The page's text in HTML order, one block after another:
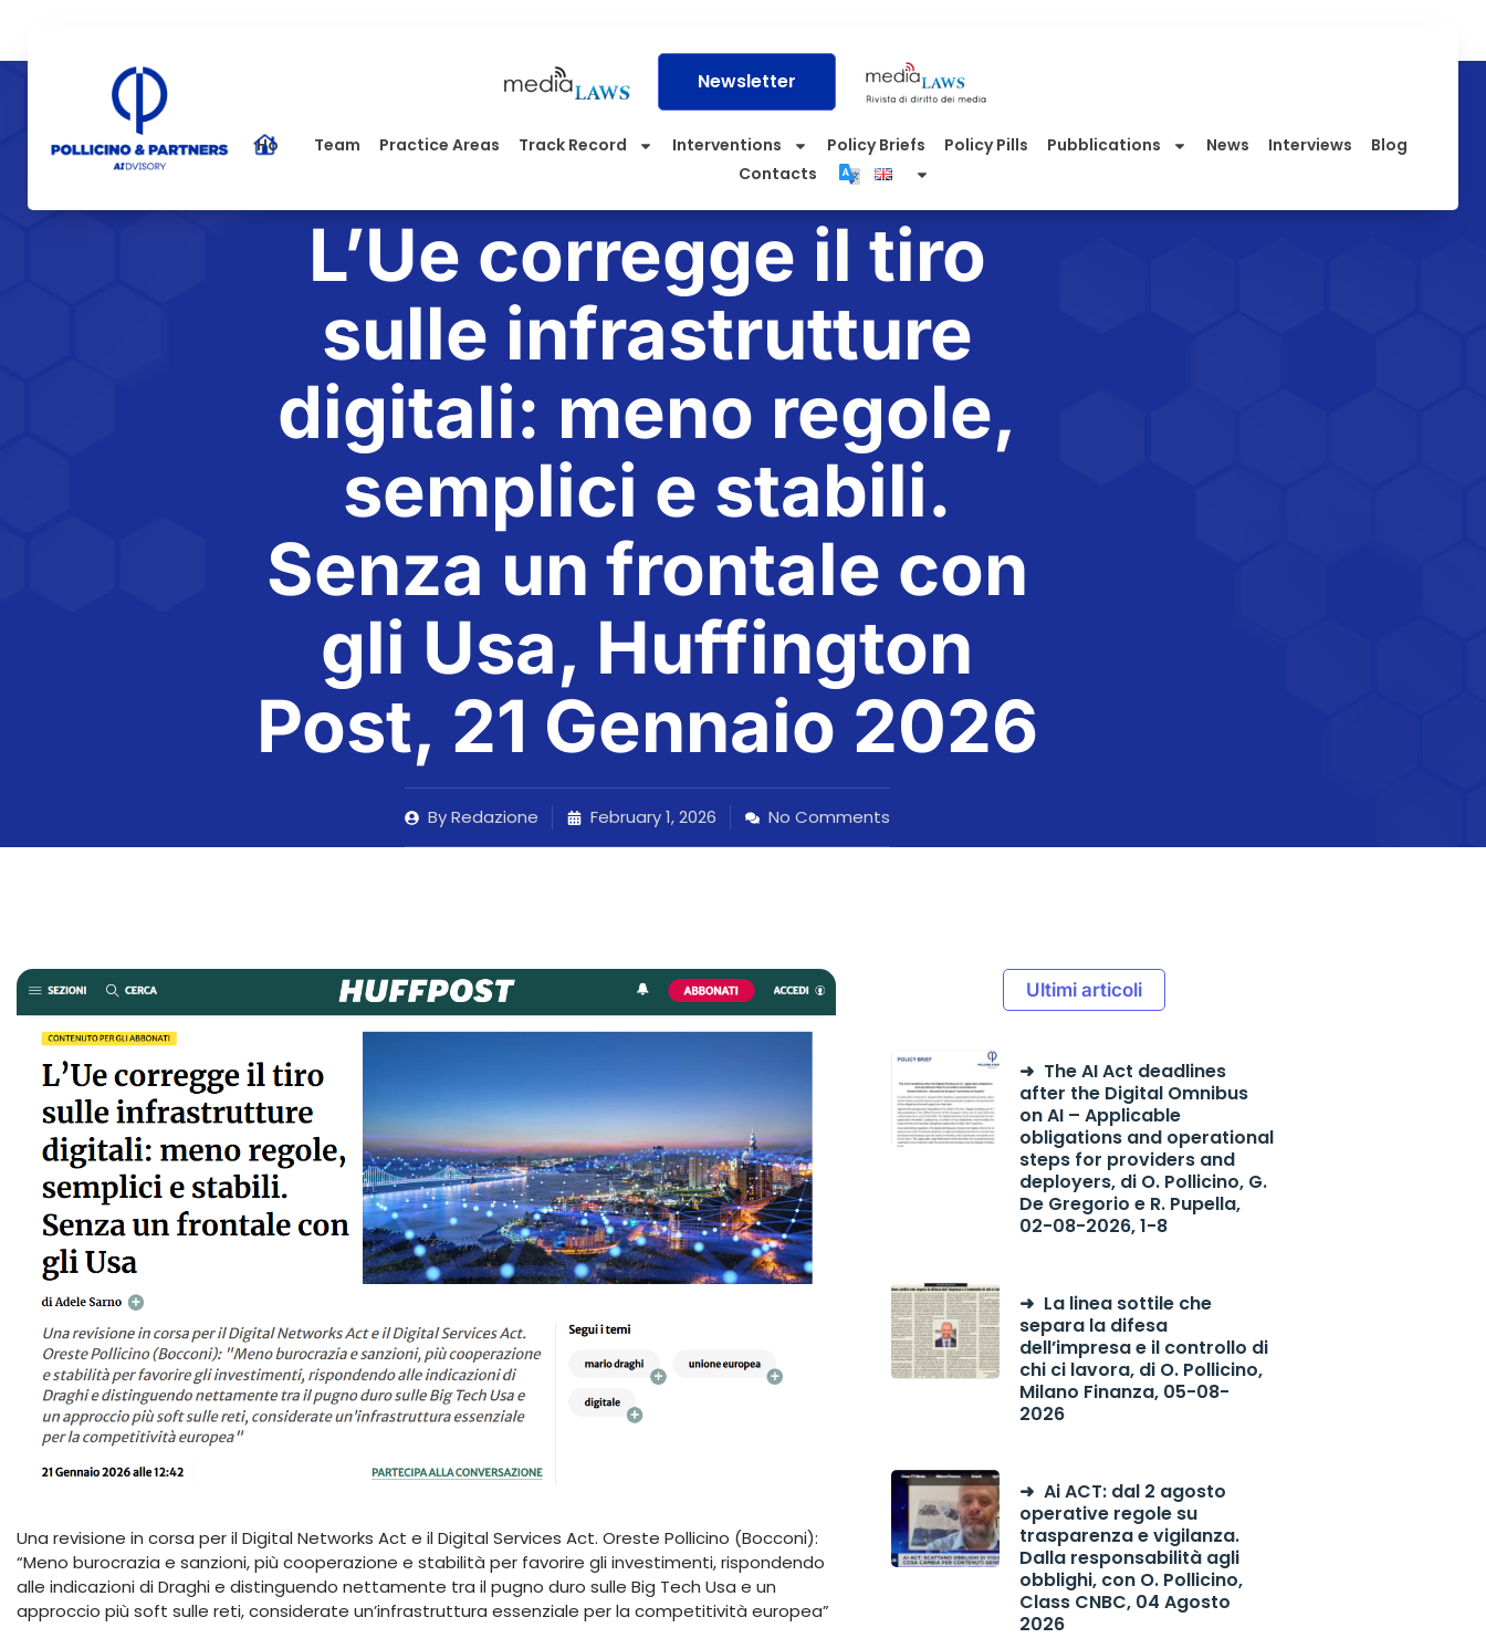
Newsletter
Home Team Practice Areas Track Record Interventions Policy Briefs Policy Pills Pubblications News Interviews
Blog
Contacts
L’Ue corregge il tiro
sulle infrastrutture
digitali: meno regole,
semplici e stabili.
Senza un frontale con
gli Usa, Huffington
Post, 21 Gennaio 2026
ByRedazione February 1, 2026 No Comments
Una revisione in corsa per il Digital Networks Act e il Digital Services Act. Oreste Pollicino (Bocconi):
“Meno burocrazia e sanzioni, più cooperazione e stabilità per favorire gli investimenti, rispondendo
alle indicazioni di Draghi e distinguendo nettamente tra il pugno duro sulle Big Tech Usa e un
approccio più soft sulle reti, considerate un’infrastruttura essenziale per la competitività europea”
Ultimi articoli
The AI Act deadlines
after the Digital Omnibus
on AI – Applicable
obligations and operational
steps for providers and
deployers, di O. Pollicino, G.
De Gregorio e R. Pupella,
02-08-2026, 1-8
La linea sottile che
separa la difesa
dell’impresa e il controllo di
chi ci lavora, di O. Pollicino,
Milano Finanza, 05-08-
2026
Ai ACT: dal 2 agosto
operative regole su
trasparenza e vigilanza.
Dalla responsabilità agli
obblighi, con O. Pollicino,
Class CNBC, 04 Agosto
2026